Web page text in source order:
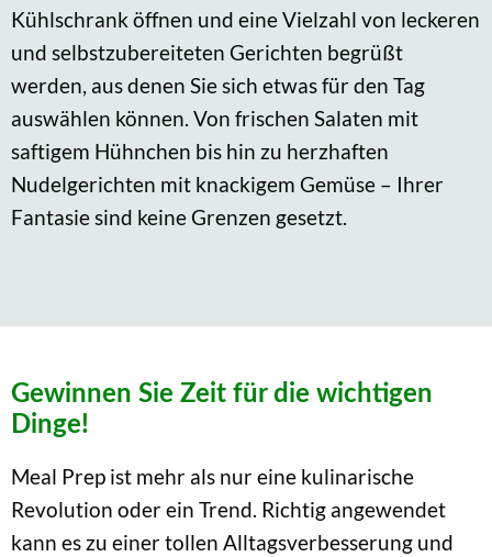
Kühlschrank öffnen und eine Vielzahl von leckeren
und selbstzubereiteten Gerichten begrüßt
werden, aus denen Sie sich etwas für den Tag
auswählen können. Von frischen Salaten mit
saftigem Hühnchen bis hin zu herzhaften
Nudelgerichten mit knackigem Gemüse – Ihrer
Fantasie sind keine Grenzen gesetzt.
Gewinnen Sie Zeit für die wichtigen
Dinge!
Meal Prep ist mehr als nur eine kulinarische
Revolution oder ein Trend. Richtig angewendet
kann es zu einer tollen Alltagsverbesserung und